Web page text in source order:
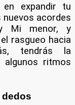
expandir tu
nuevos acordes
Mi menor, y
rasgueo hacia
tendrás la
algunos ritmos
dedos